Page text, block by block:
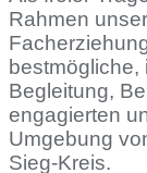
Rahmen
Begleitung,
engagierten
Umgebung
Sieg-Kreis.